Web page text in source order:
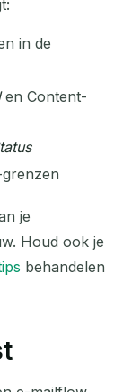
in de
en Content-
je
Houd ook je
behandelen